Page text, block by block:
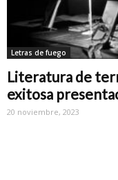
Letras de fuego
Literatura de
exitosa
20 noviembre, 2023